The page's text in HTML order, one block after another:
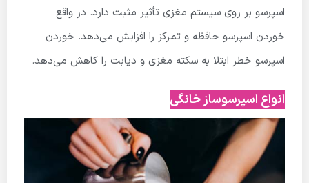
اسپرسو بر روی سیستم مغزی تأثیر مثبت دارد. در واقع
خوردن اسپرسو حافظه و تمرکز را افزایش می‌دهد. خوردن
اسپرسو خطر ابتلا به سکته مغزی و دیابت را کاهش می‌دهد.
انواع اسپرسوساز خانگی